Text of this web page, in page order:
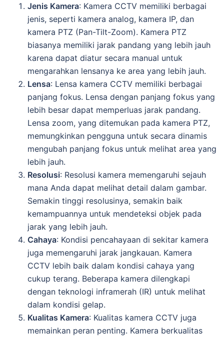
Jenis Kamera: Kamera CCTV memiliki berbagai
jenis, seperti kamera analog, kamera IP, dan
kamera PTZ (Pan-Tilt-Zoom). Kamera PTZ
biasanya memiliki jarak pandang yang lebih jauh
karena dapat diatur secara manual untuk
mengarahkan lensanya ke area yang lebih jauh.
Lensa: Lensa kamera CCTV memiliki berbagai
panjang fokus. Lensa dengan panjang fokus yang
lebih besar dapat memperluas jarak pandang.
Lensa zoom, yang ditemukan pada kamera PTZ,
memungkinkan pengguna untuk secara dinamis
mengubah panjang fokus untuk melihat area yang
lebih jauh.
Resolusi: Resolusi kamera memengaruhi sejauh
mana Anda dapat melihat detail dalam gambar.
Semakin tinggi resolusinya, semakin baik
kemampuannya untuk mendeteksi objek pada
jarak yang lebih jauh.
Cahaya: Kondisi pencahayaan di sekitar kamera
juga memengaruhi jarak jangkauan. Kamera
CCTV lebih baik dalam kondisi cahaya yang
cukup terang. Beberapa kamera dilengkapi
dengan teknologi inframerah (IR) untuk melihat
dalam kondisi gelap.
Kualitas Kamera: Kualitas kamera CCTV juga
memainkan peran penting. Kamera berkualitas